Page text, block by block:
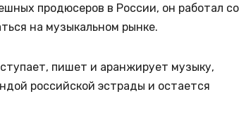
продюсеров в России, он работал со
на музыкальном рынке.
пишет и аранжирует музыку,
российской эстрады и остается